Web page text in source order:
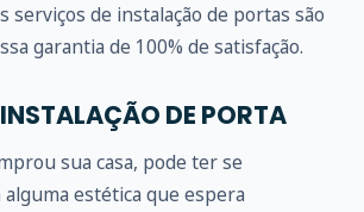
serviços de instalação de portas são
garantia de 100% de satisfação.
DE PORTA
sua casa, pode ter se
estética que espera